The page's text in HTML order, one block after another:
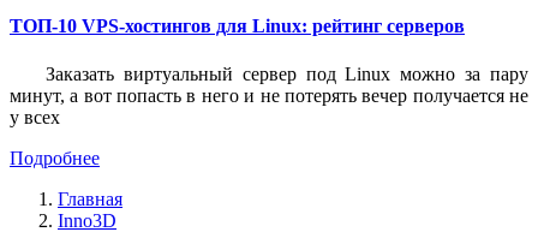
ТОП-10 VPS-хостингов для Linux: рейтинг серверов
Заказать виртуальный сервер под Linux можно за пару
минут, а вот попасть в него и не потерять вечер получается не
у всех
Подробнее
Главная
Inno3D